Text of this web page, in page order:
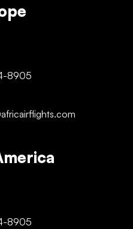
8905
8905